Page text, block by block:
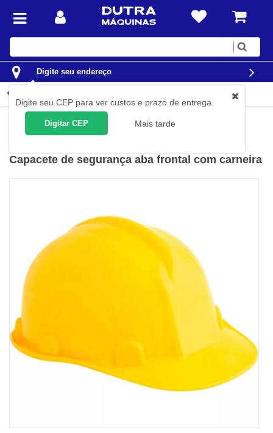
Digite
Digite seu endereço
Digite seu CEP para ver custos e prazo de entrega.
Digitar CEP Mais tarde
Capacetes
Capacete de segurança aba frontal com carneira